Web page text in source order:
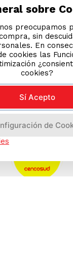
S/ 7.50
sobre
preocupamos
sin
En
cookies las
cookies?
Sí Acepto
de